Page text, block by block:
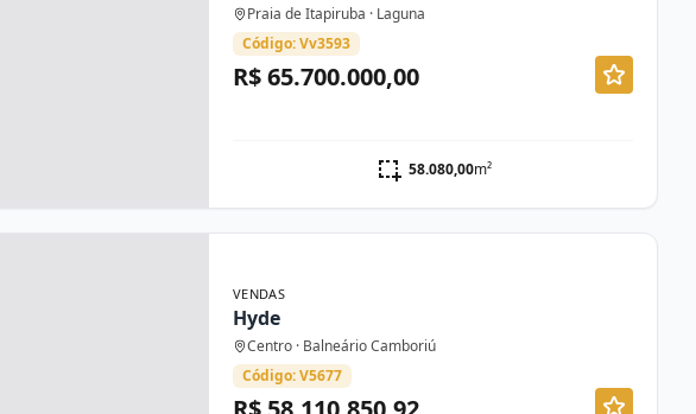
Praia de Itapiruba · Laguna
Código: Vv3593
R$ 65.700.000,00
58.080,00m²
VENDAS
Hyde
Centro · Balneário Camboriú
Código: V5677